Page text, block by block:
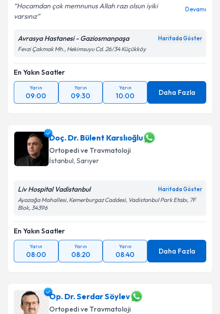
Hocamdan çok memnunus Allah razı olsun iyiki
varsınız
Devamı
Avrasya Hastanesi - Gaziosmanpaşa Haritada Göster
Fevzi Çakmak Mh., Hekimsuyu Cd. 26/34 Küçükköy
En Yakın Saatler
Yarın
09:00
Yarın
09:30
Yarın
10:00 Daha Fazla
Doç. Dr. Bülent Karslıoğlu
Ortopedi ve Travmatoloji
İstanbul, Sarıyer
Liv Hospital Vadistanbul Haritada Göster
Ayazağa Mahallesi, Kemerburgaz Caddesi, Vadistanbul Park Etabı, 7F
Blok, 34396
En Yakın Saatler
Yarın
08:00
Yarın
08:20
Yarın
08:40 Daha Fazla
Op. Dr. Serdar Söylev
Ortopedi ve Travmatoloji